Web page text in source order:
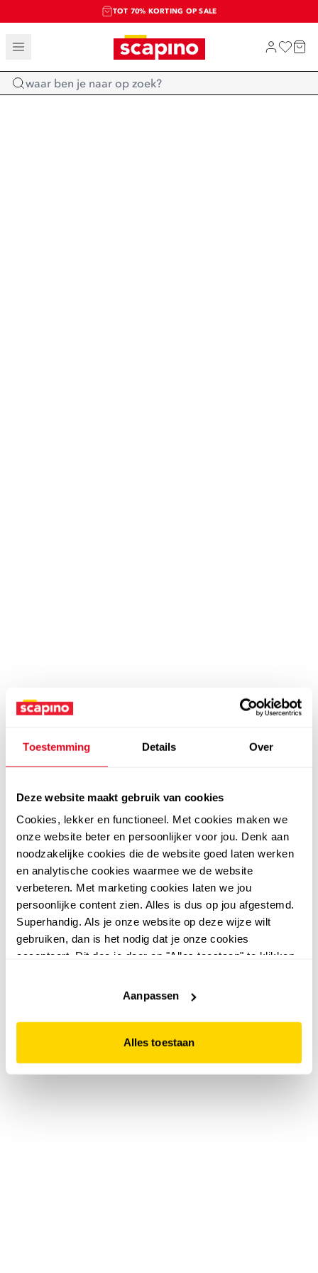
Toestemming Details Over
Deze website maakt gebruik van cookies
Cookies, lekker en functioneel. Met cookies maken we
onze website beter en persoonlijker voor jou. Denk aan
noodzakelijke cookies die de website goed laten werken
en analytische cookies waarmee we de website
verbeteren. Met marketing cookies laten we jou
persoonlijke content zien. Alles is dus op jou afgestemd.
Superhandig. Als je onze website op deze wijze wilt
gebruiken, dan is het nodig dat je onze cookies
accepteert. Dit doe je door op "Alles toestaan" te klikken.
website niet optimaal functioneert.
Aanpassen
Alles toestaan
TOT 70% KORTING OP SALE
SALE: LAATSTE KANS!
SHOP NIEUW
Home